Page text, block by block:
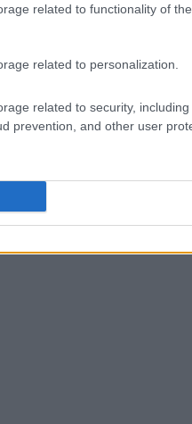
related to functionality of
related to personalization.
related to security, including
prevention, and other user
è fondamentale
deve
ma come una parte
di questa